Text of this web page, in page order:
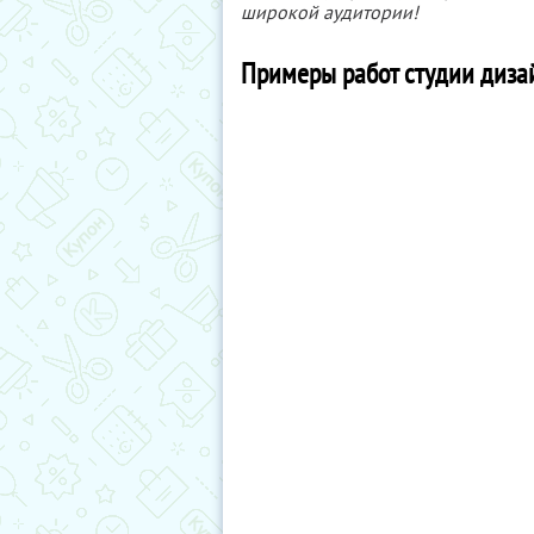
широкой аудитории!
Примеры работ студии